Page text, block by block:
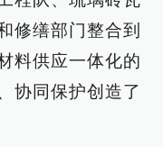
修缮部门整合到
料供应一体化的
协同保护创造了